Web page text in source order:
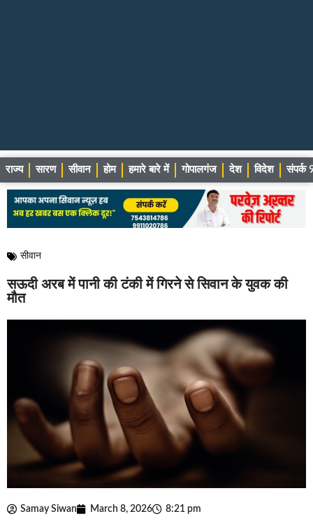
राज्य सारण सीवान होम हमारे बारे में गोपालगंज देश विदेश संपर्क
सीवान
सऊदी अरब में पानी की टंकी में गिरने से सिवान के युवक की
मौत
Samay Siwan March 8, 2026 8:21 pm